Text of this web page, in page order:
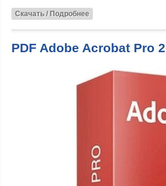
Скачать / Подробнее
PDF Adobe Acrobat Pro